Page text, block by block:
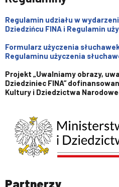
Regulamin udziału w
Dziedzińcu FINA i Regulamin
Formularz użyczenia
Regulaminu użyczenia
Projekt „Uwalniamy obrazy,
Dziedziniec FINA”
Kultury i Dziedzictwa
Partnerzy